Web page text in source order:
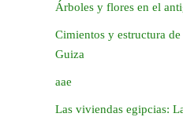
Árboles y flores en el
Cimientos y estructura
Guiza
aae
Las viviendas egipcias: